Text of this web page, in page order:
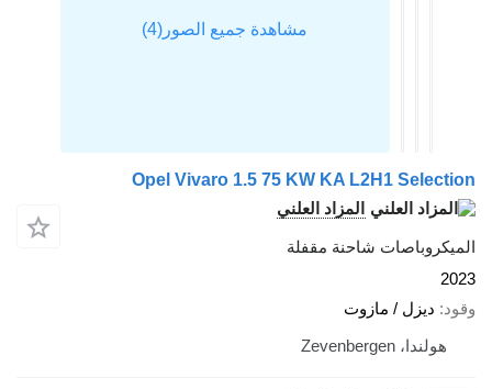
Opel Vivaro 1.5 75 KW KA L2H1
المزاد العلني
شاحنة مقفلة
ديزل / مازوت
هولندا، Zevenbergen